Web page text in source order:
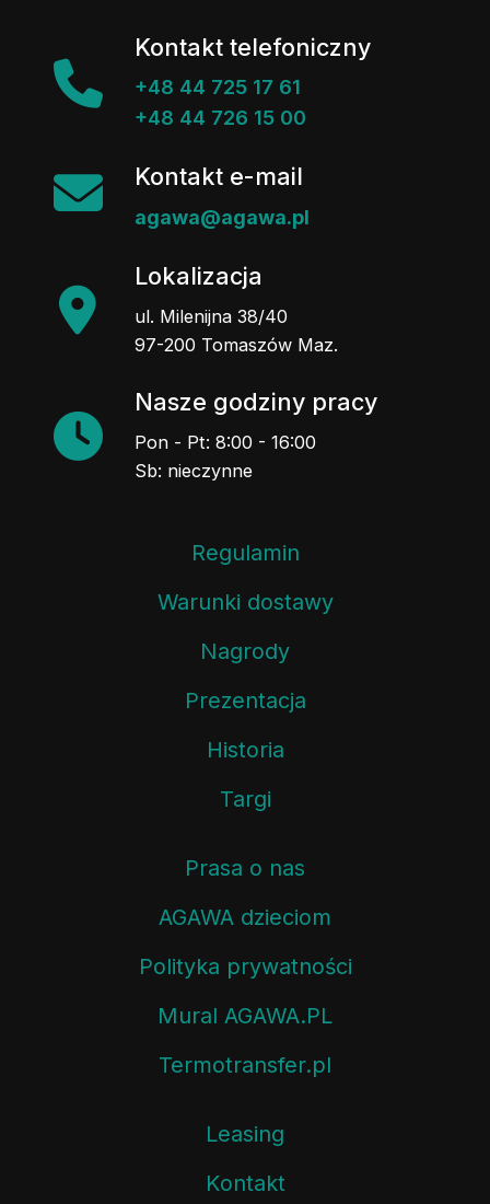
Kontakt telefoniczny
+48 44 725 17 61
+48 44 726 15 00
Kontakt e-mail
agawa@agawa.pl
Lokalizacja
ul. Milenijna 38/40
97-200 Tomaszów Maz.
Nasze godziny pracy
Pon - Pt: 8:00 - 16:00
Sb: nieczynne
Regulamin
Warunki dostawy
Nagrody
Prezentacja
Historia
Targi
Prasa o nas
AGAWA dzieciom
Polityka prywatności
Mural AGAWA.PL
Termotransfer.pl
Leasing
Kontakt